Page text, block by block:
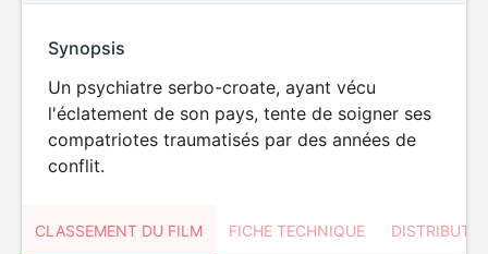
Synopsis
Un psychiatre serbo-croate, ayant vécu
l'éclatement de son pays, tente de soigner ses
compatriotes traumatisés par des années de
conflit.
CLASSEMENT DU FILM FICHE TECHNIQUE